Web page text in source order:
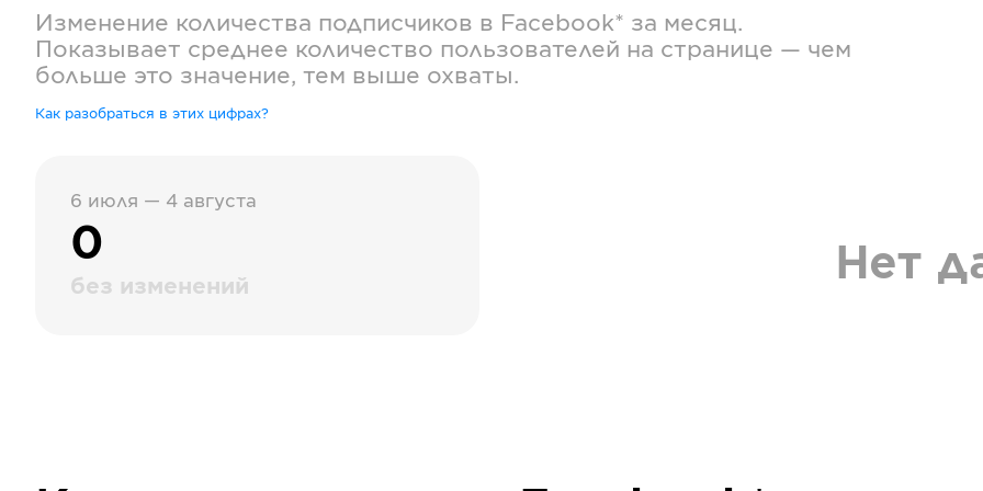
Изменение количества подписчиков в Facebook* за месяц.
Показывает среднее количество пользователей на странице — чем
больше это значение, тем выше охваты.
Как разобраться в этих цифрах?
6 июля — 4 августа
0
без изменений Нет